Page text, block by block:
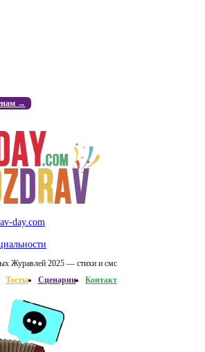
→
day.com
Журавлей 2025 — стихи и смс
Тосты Сценарии Контакт